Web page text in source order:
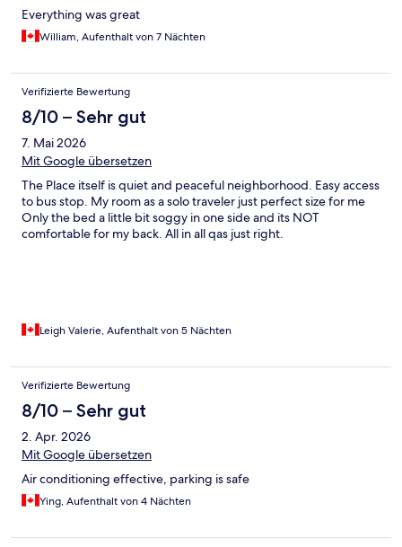
Everything was great
William, Aufenthalt von 7 Nächten
Verifizierte Bewertung
8/10 – Sehr gut
7. Mai 2026
Mit Google übersetzen
The Place itself is quiet and peaceful neighborhood. Easy access
to bus stop. My room as a solo traveler just perfect size for me
Only the bed a little bit soggy in one side and its NOT
comfortable for my back. All in all qas just right.
Leigh Valerie, Aufenthalt von 5 Nächten
Verifizierte Bewertung
8/10 – Sehr gut
2. Apr. 2026
Mit Google übersetzen
Air conditioning effective, parking is safe
Ying, Aufenthalt von 4 Nächten